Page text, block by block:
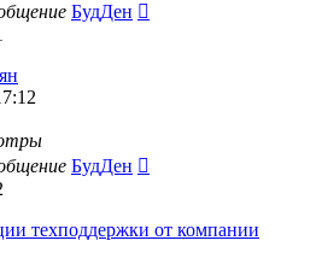
БудДен
БудДен
техподдержки от компании